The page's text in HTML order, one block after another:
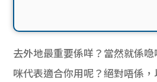
去外地最重要係咩？當然就係
咪代表適合你用呢？絕對唔係